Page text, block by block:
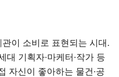
관이 소비로 표현되는 시대.
대 기획자·마케터·작가 등
자신이 좋아하는 물건·공